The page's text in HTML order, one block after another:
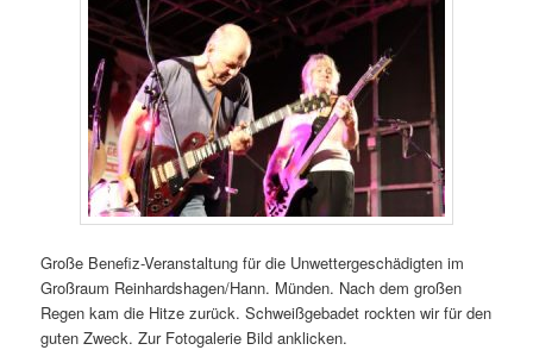
Große Benefiz-Veranstaltung für die Unwettergeschädigten im
Großraum Reinhardshagen/Hann. Münden. Nach dem großen
Regen kam die Hitze zurück. Schweißgebadet rockten wir für den
guten Zweck. Zur Fotogalerie Bild anklicken.